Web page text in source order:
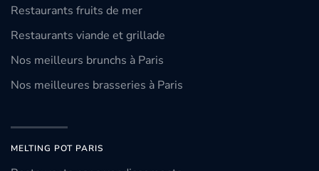
Restaurants fruits de mer
Restaurants viande et grillade
Nos meilleurs brunchs à Paris
Nos meilleures brasseries à Paris
MELTING POT PARIS